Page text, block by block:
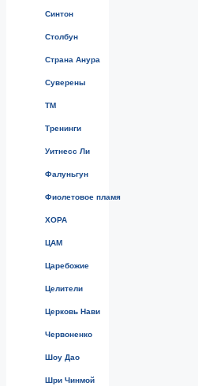
Синтон
Столбун
Страна Анура
Суверены
ТМ
Тренинги
Уитнесс Ли
Фалуньгун
Фиолетовое пламя
ХОРА
ЦАМ
Царебожие
Целители
Церковь Нави
Червоненко
Шоу Дао
Шри Чинмой